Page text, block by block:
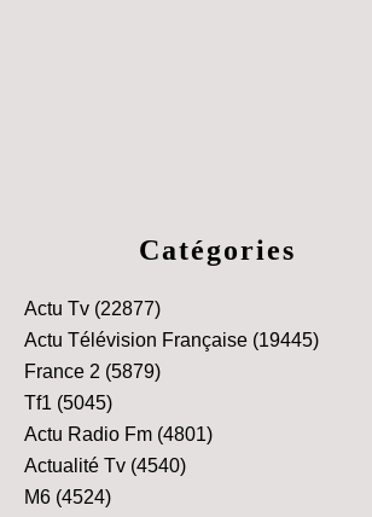
Catégories
Actu Tv (22877)
Actu Télévision Française (19445)
France 2 (5879)
Tf1 (5045)
Actu Radio Fm (4801)
Actualité Tv (4540)
M6 (4524)